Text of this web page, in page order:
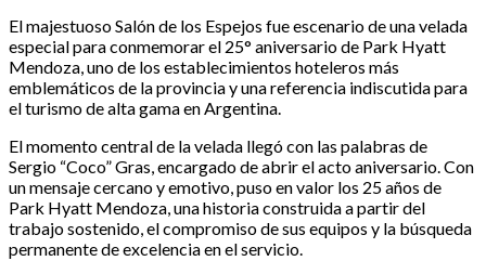
El majestuoso Salón de los Espejos fue escenario de una velada
especial para conmemorar el 25° aniversario de Park Hyatt
Mendoza, uno de los establecimientos hoteleros más
emblemáticos de la provincia y una referencia indiscutida para
el turismo de alta gama en Argentina.
El momento central de la velada llegó con las palabras de
Sergio “Coco” Gras, encargado de abrir el acto aniversario. Con
un mensaje cercano y emotivo, puso en valor los 25 años de
Park Hyatt Mendoza, una historia construida a partir del
trabajo sostenido, el compromiso de sus equipos y la búsqueda
permanente de excelencia en el servicio.